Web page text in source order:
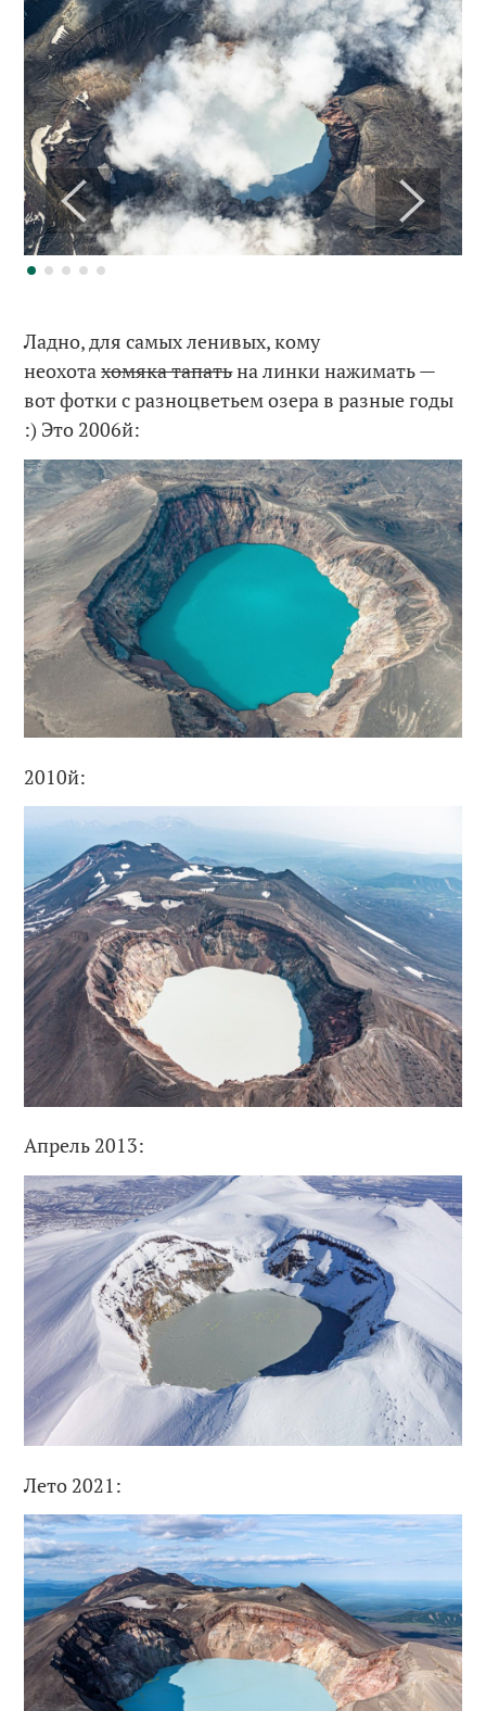
Ладно, для самых ленивых, кому
неохотахомяка тапатьна линки нажимать —
вот фотки с разноцветьем озера в разные годы
:) Это 2006й:
2010й:
Апрель 2013:
Лето 2021: